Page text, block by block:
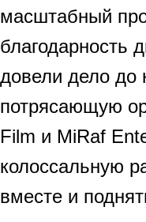
масштабный
благодарность
довели дело до
потрясающую
Film и MiRaf
колоссальную
вместе и